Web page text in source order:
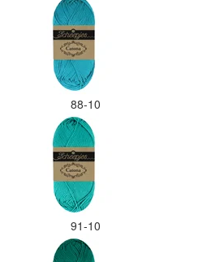
88-10
91-10